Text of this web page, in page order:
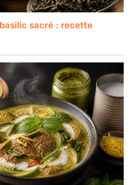
sacré : recette